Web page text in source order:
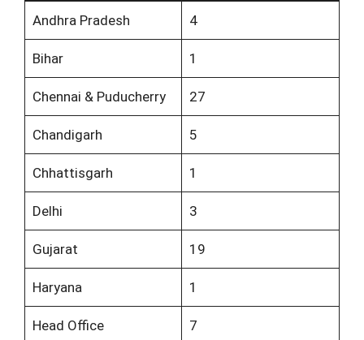
Andhra Pradesh 4
Bihar 1
Chennai & Puducherry 27
Chandigarh 5
Chhattisgarh 1
Delhi 3
Gujarat 19
Haryana 1
Head Office 7